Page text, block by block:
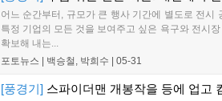
어느 순간부터, 규모가 큰 행사 기간에 별도로 전
특정 기업의 모든 것을 보여주고 싶은 욕구와 전시
확보해 내는...
포토뉴스 | 백승철, 박희수 05-31
[풍경기] 스파이더맨 개봉작을 등에 업고